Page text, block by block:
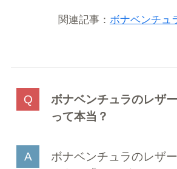
関連記事： ボナベンチュ
ボナベンチュラのレザ
って本当？
ボナベンチュラのレザ